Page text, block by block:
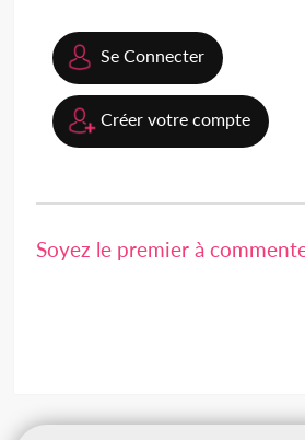
Se Connecter
Créer votre compte
Soyez le premier à